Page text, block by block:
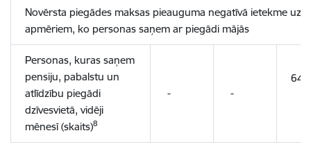
Novērsta piegādes maksas pieauguma negatīvā ietekme uz
apmēriem, ko personas saņem ar piegādi mājās
Personas, kuras saņem
pensiju, pabalstu un
atlīdzību piegādi
dzīvesvietā, vidēji
mēnesī (skaits)8
- -
64